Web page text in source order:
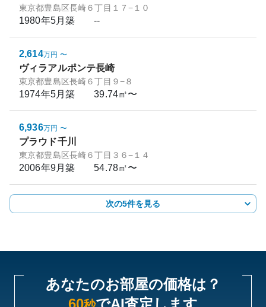
東京都豊島区長崎６丁目１７−１０
1980年5月築 --
2,614万円 〜
ヴィラアルポンテ長崎
東京都豊島区長崎６丁目９−８
1974年5月築 39.74㎡〜
6,936万円 〜
プラウド千川
東京都豊島区長崎６丁目３６−１４
2006年9月築 54.78㎡〜
次の5件を見る
あなたのお部屋の価格は？
60
でAI査定します